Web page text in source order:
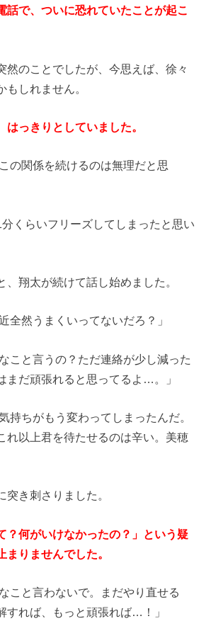
話で、ついに恐れていたことが起こ
然のことでしたが、今思えば、徐々
もしれません。
はっきりとしていました。
の関係を続けるのは無理だと思
くらいフリーズしてしまったと思い
、翔太が続けて話し始めました。
全然うまくいってないだろ？」
こと言うの？ただ連絡が少し減った
まだ頑張れると思ってるよ…。」
持ちがもう変わってしまったんだ。
れ以上君を待たせるのは辛い。美穂
き刺さりました。
？何がいけなかったの？」という疑
まりませんでした。
こと言わないで。まだやり直せる
すれば、もっと頑張れば…！」